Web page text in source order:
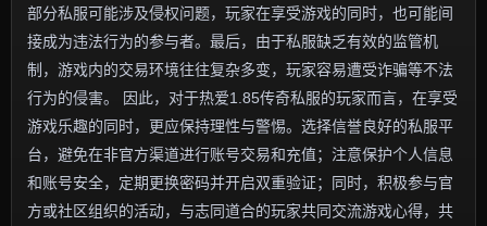
部分私服可能涉及侵权问题，玩家在享受游戏的同时，也可能间
接成为违法行为的参与者。最后，由于私服缺乏有效的监管机
制，游戏内的交易环境往往复杂多变，玩家容易遭受诈骗等不法
行为的侵害。 因此，对于热爱1.85传奇私服的玩家而言，在享受
游戏乐趣的同时，更应保持理性与警惕。选择信誉良好的私服平
台，避免在非官方渠道进行账号交易和充值；注意保护个人信息
和账号安全，定期更换密码并开启双重验证；同时，积极参与官
方或社区组织的活动，与志同道合的玩家共同交流游戏心得，共